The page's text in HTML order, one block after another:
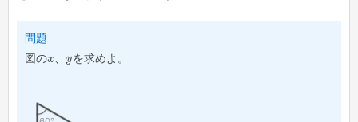
問題
図のx y を求めよ。